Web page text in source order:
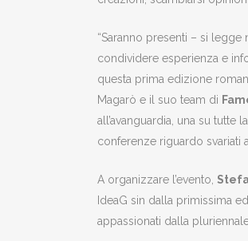
“Saranno presenti – si
condividere esperienza e
questa prima edizione
Magarò e il suo team di
all’avanguardia, una su
conferenze riguardo svariati
A organizzare l’evento,
IdeaG sin dalla primissima
appassionati dalla